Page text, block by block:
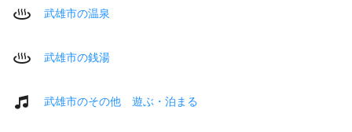
武雄市の温泉
武雄市の銭湯
武雄市のその他 遊ぶ・泊まる